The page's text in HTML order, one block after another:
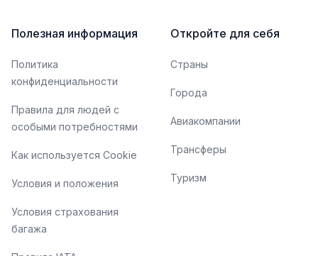
Полезная информация
Политика
конфиденциальности
Правила для людей с
особыми потребностями
Как используется Cookie
Условия и положения
Условия страхования
багажа
Откройте для себя
Страны
Города
Авиакомпании
Трансферы
Туризм